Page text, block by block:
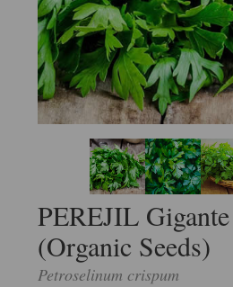
PEREJIL
(Organic Seeds)
Petroselinum crispum